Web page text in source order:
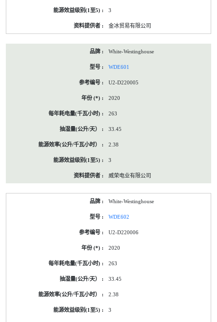
3
金冰贸易有限公司
White-Westinghouse
WDE601
U2-D220005
2020
263
33.45
2.38
3
威荣电业有限公司
White-Westinghouse
WDE602
U2-D220006
2020
263
33.45
2.38
3